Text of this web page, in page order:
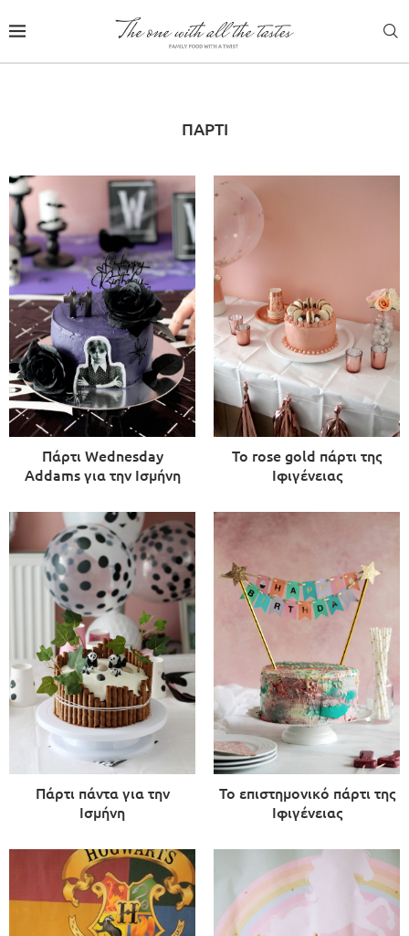
ΠΆΡΤΙ
Πάρτι Wednesday
Addams για την Ισμήνη
Το rose gold πάρτι της
Ιφιγένειας
Πάρτι πάντα για την
Ισμήνη
Το επιστημονικό πάρτι της
Ιφιγένειας